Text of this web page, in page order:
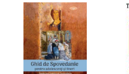
viitorul imaginar al umanitatii,
inghitit de Soare, oamenii se
peisajul.
Charisma lui Carl Sagan ca
prin volumul prodigios al
da dovada si prin fascinatia